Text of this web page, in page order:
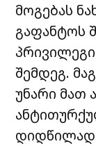
მოგებას
გაფანტოს
შემდეგ.
უნარი მათ
დიდწილად